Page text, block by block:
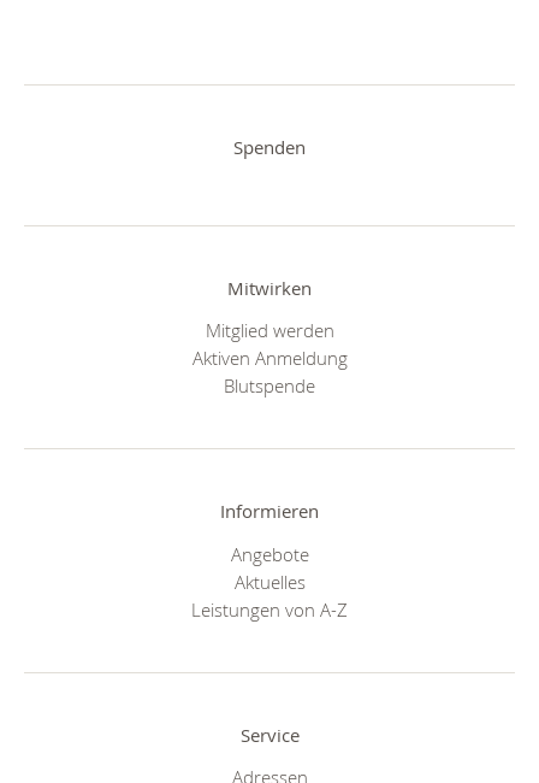
Spenden
Mitwirken
Mitglied werden
Aktiven Anmeldung
Blutspende
Informieren
Angebote
Aktuelles
Leistungen von A-Z
Service
Adressen